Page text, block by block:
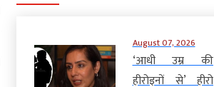
August 07, 2026
‘आधी उम्र की
हीरोइनों से’ हीरो